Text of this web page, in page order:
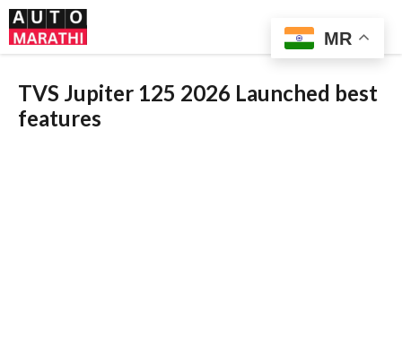
Skip
to
content
TVS Jupiter 125 2026 Launched best
features
MR